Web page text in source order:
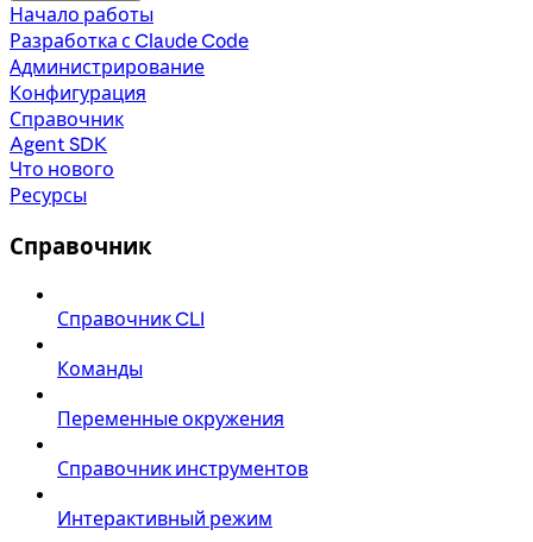
Начало работы
Разработка с Claude Code
Администрирование
Конфигурация
Справочник
Agent SDK
Что нового
Ресурсы
Справочник
Справочник CLI
Команды
Переменные окружения
Справочник инструментов
Интерактивный режим